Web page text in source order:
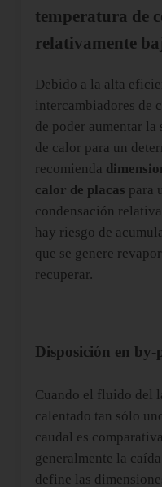
temperatura de
relativamente
Debido a la alta
intercambiadores de
de poder aumentar
de calor para un
recomienda
calor de placas para
condensación
hay riesgo de
que se genere
recuperar.
Disposición en by-
Cuando el fluido del
calentado tan sólo
caudal es
generalmente la
define las